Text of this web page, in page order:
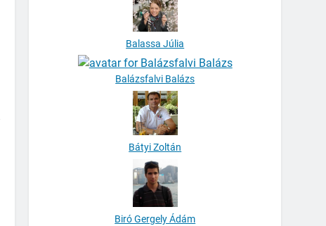
Balassa Júlia
Balázsfalvi Balázs
Bátyi Zoltán
Biró Gergely Ádám